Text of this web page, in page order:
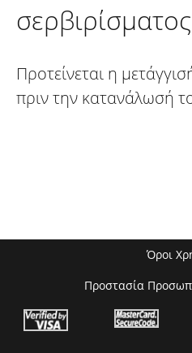
Προτείνεται η
πριν την κατανάλωσή
Όροι
Προστασία